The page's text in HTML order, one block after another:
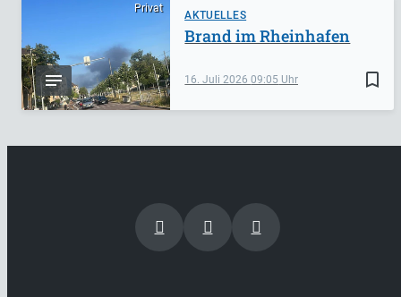
Privat
AKTUELLES
bookmark_border
16. Juli 202609:05
Brand im Rheinhafen